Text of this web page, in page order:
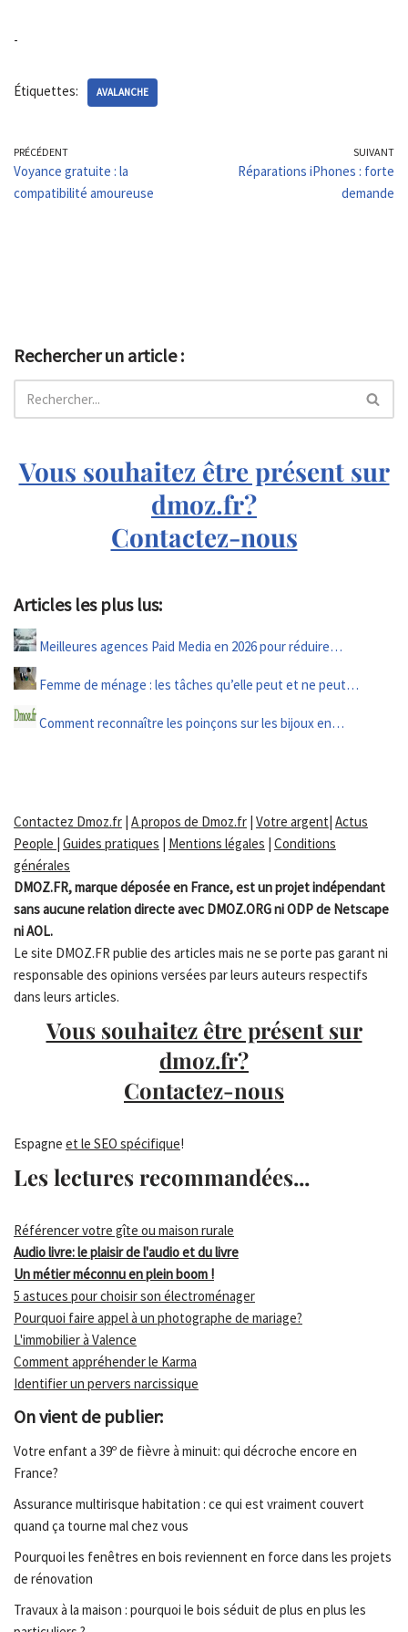
-
Étiquettes: AVALANCHE
PRÉCÉDENT
Voyance gratuite : la
compatibilité amoureuse
SUIVANT
Réparations iPhones : forte
demande
Rechercher un article :
Vous souhaitez être présent sur
dmoz.fr?
Contactez-nous
Articles les plus lus:
Meilleures agences Paid Media en 2026 pour réduire…
Femme de ménage : les tâches qu’elle peut et ne peut…
Comment reconnaître les poinçons sur les bijoux en…
Contactez Dmoz.fr | A propos de Dmoz.fr | Votre argent| Actus
People | Guides pratiques | Mentions légales | Conditions
générales
DMOZ.FR, marque déposée en France, est un projet indépendant
sans aucune relation directe avec DMOZ.ORG ni ODP de Netscape
ni AOL.
Le site DMOZ.FR publie des articles mais ne se porte pas garant ni
responsable des opinions versées par leurs auteurs respectifs
dans leurs articles.
Vous souhaitez être présent sur
dmoz.fr?
Contactez-nous
Espagne et le SEO spécifique!
Les lectures recommandées...
Référencer votre gîte ou maison rurale
Audio livre: le plaisir de l'audio et du livre
Un métier méconnu en plein boom !
5 astuces pour choisir son électroménager
Pourquoi faire appel à un photographe de mariage?
L'immobilier à Valence
Comment appréhender le Karma
Identifier un pervers narcissique
On vient de publier:
Votre enfant a 39º de fièvre à minuit: qui décroche encore en
France?
Assurance multirisque habitation : ce qui est vraiment couvert
quand ça tourne mal chez vous
Pourquoi les fenêtres en bois reviennent en force dans les projets
de rénovation
Travaux à la maison : pourquoi le bois séduit de plus en plus les